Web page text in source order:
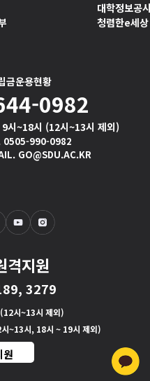
금운용현황
대학정보공
청렴한e세상
0982
9시~18시 (12시~13시 제외)
0505-990-0982
GO@SDU.AC.KR
격지원
3279
시~13시 제외)
~13시, 18시 ~ 19시 제외)
원